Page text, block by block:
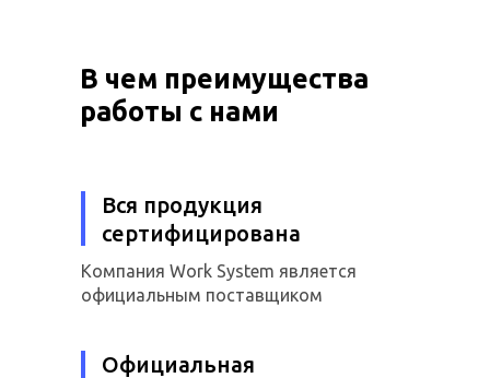
В чем преимущества
работы с нами
Вся продукция
сертифицирована
Компания Work System является
официальным поставщиком
Официальная